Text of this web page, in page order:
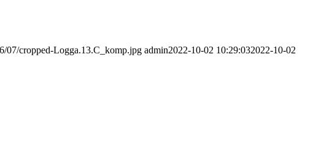
07/cropped-Logga.13.C_komp.jpg admin2022-10-02 10:29:032022-10-02